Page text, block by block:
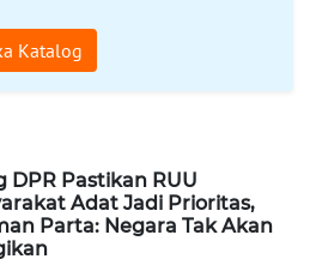
Katalog
DPR Pastikan RUU
Adat Jadi Prioritas,
Parta: Negara Tak Akan